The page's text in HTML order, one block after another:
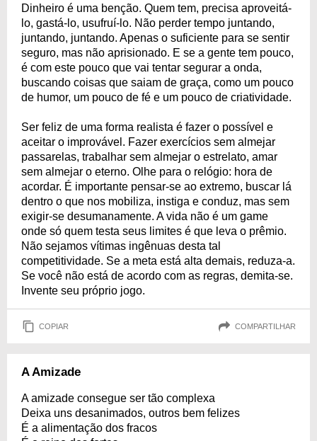
Dinheiro é uma benção. Quem tem, precisa aproveitá-
lo, gastá-lo, usufruí-lo. Não perder tempo juntando,
juntando, juntando. Apenas o suficiente para se sentir
seguro, mas não aprisionado. E se a gente tem pouco,
é com este pouco que vai tentar segurar a onda,
buscando coisas que saiam de graça, como um pouco
de humor, um pouco de fé e um pouco de criatividade.
Ser feliz de uma forma realista é fazer o possível e
aceitar o improvável. Fazer exercícios sem almejar
passarelas, trabalhar sem almejar o estrelato, amar
sem almejar o eterno. Olhe para o relógio: hora de
acordar. É importante pensar-se ao extremo, buscar lá
dentro o que nos mobiliza, instiga e conduz, mas sem
exigir-se desumanamente. A vida não é um game
onde só quem testa seus limites é que leva o prêmio.
Não sejamos vítimas ingênuas desta tal
competitividade. Se a meta está alta demais, reduza-a.
Se você não está de acordo com as regras, demita-se.
Invente seu próprio jogo.
COPIAR COMPARTILHAR
A Amizade
A amizade consegue ser tão complexa
Deixa uns desanimados, outros bem felizes
É a alimentação dos fracos